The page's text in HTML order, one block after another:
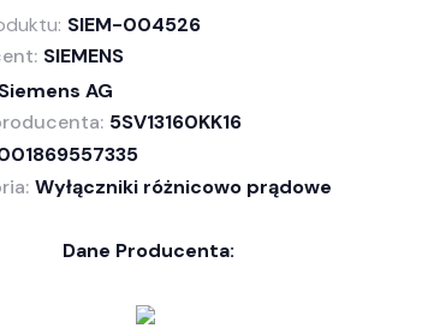
SIEM-004526
SIEMENS
Siemens AG
5SV13160KK16
Wyłączniki różnicowo prądowe
Dane Producenta: